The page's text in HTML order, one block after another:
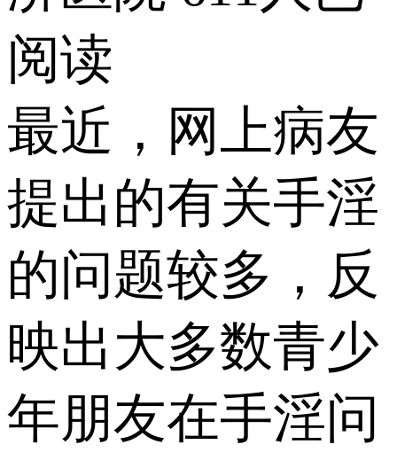
阅读
最近，网上病友
提出的有关手淫
的问题较多，反
映出大多数青少
年朋友在手淫问